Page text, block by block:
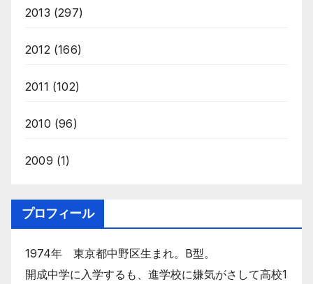
2013 (297)
2012 (166)
2011 (102)
2010 (96)
2009 (1)
プロフィール
1974年 東京都中野区生まれ。B型。
開成中学に入学するも、進学校に嫌気がさして高校1